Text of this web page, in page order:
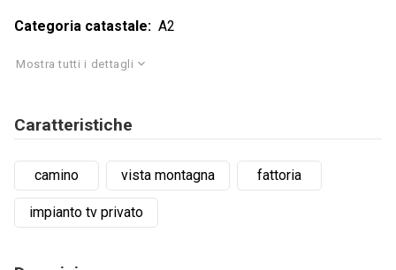
Categoria catastale A2
Mostra tutti i dettagli
Caratteristiche
camino vista montagna fattoria
impianto tv privato